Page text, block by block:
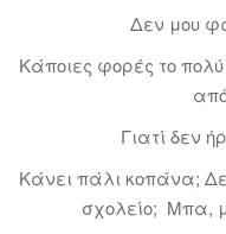
Δεν μου
Κάποιες φορές το
Γιατί δεν
Κάνει πάλι κοπάνα;
σχολείο; Μπα,